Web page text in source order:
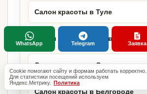
Салон красоты в Туле
Салон красоты в Ставрополе
Салон красоты в Сочи
Салон красоты в Белгороде
Cookie помогают сайту и формам работать корректно.
Для статистики посещений используем
Яндекс.Метрику. Политика
WhatsApp Telegram Заявка